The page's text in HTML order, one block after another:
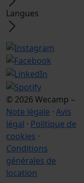
Langues
© 2026 Wecamp –
Note légale · Avis
légal · Politique de
cookies ·
Conditions
générales de
location